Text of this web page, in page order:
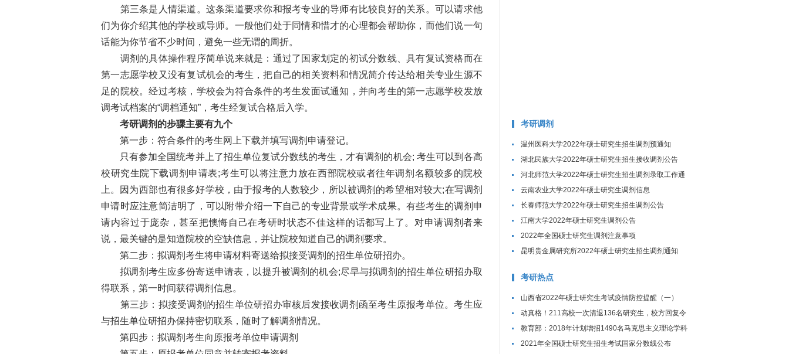
第三条是人情渠道。这条渠道要求你和报考专业的导师有比较良好的关系。可以请求他
们为你介绍其他的学校或导师。一般他们处于同情和惜才的心理都会帮助你，而他们说一句
话能为你节省不少时间，避免一些无谓的周折。
调剂的具体操作程序简单说来就是：通过了国家划定的初试分数线、具有复试资格而在
第一志愿学校又没有复试机会的考生，把自己的相关资料和情况简介传达给相关专业生源不
足的院校。经过考核，学校会为符合条件的考生发面试通知，并向考生的第一志愿学校发放
调考试档案的“调档通知”，考生经复试合格后入学。
考研调剂的步骤主要有九个
第一步：符合条件的考生网上下载并填写调剂申请登记。
只有参加全国统考并上了招生单位复试分数线的考生，才有调剂的机会; 考生可以到各高
校研究生院下载调剂申请表;考生可以将注意力放在西部院校或者往年调剂名额较多的院校
上。因为西部也有很多好学校，由于报考的人数较少，所以被调剂的希望相对较大;在写调剂
申请时应注意简洁明了，可以附带介绍一下自己的专业背景或学术成果。有些考生的调剂申
请内容过于庞杂，甚至把懊悔自己在考研时状态不佳这样的话都写上了。对申请调剂者来
说，最关键的是知道院校的空缺信息，并让院校知道自己的调剂要求。
第二步：拟调剂考生将申请材料寄送给拟接受调剂的招生单位研招办。
拟调剂考生应多份寄送申请表，以提升被调剂的机会;尽早与拟调剂的招生单位研招办取
得联系，第一时间获得调剂信息。
第三步：拟接受调剂的招生单位研招办审核后发接收调剂函至考生原报考单位。考生应
与招生单位研招办保持密切联系，随时了解调剂情况。
第四步：拟调剂考生向原报考单位申请调剂
考研调剂
温州医科大学2022年硕士研究生招生调剂预通知
湖北民族大学2022年硕士研究生招生接收调剂公告
河北师范大学2022年硕士研究生招生调剂录取工作通
知
云南农业大学2022年硕士研究生调剂信息
长春师范大学2022年硕士研究生招生调剂公告
江南大学2022年硕士研究生调剂公告
2022年全国硕士研究生调剂注意事项
昆明贵金属研究所2022年硕士研究生招生调剂通知
考研热点
山西省2022年硕士研究生考试疫情防控提醒（一）
动真格！211高校一次清退136名研究生，校方回复令
人惊讶
教育部：2018年计划增招1490名马克思主义理论学科
研究生
2021年全国硕士研究生招生考试国家分数线公布